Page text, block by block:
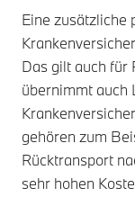
Eine zusätzliche
Das gilt auch für
übernimmt auch
gehören zum
Rücktransport
sehr hohen